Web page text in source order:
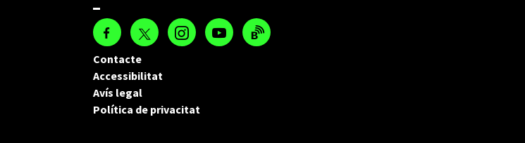
Contacte
Accessibilitat
Avís legal
Política de privacitat